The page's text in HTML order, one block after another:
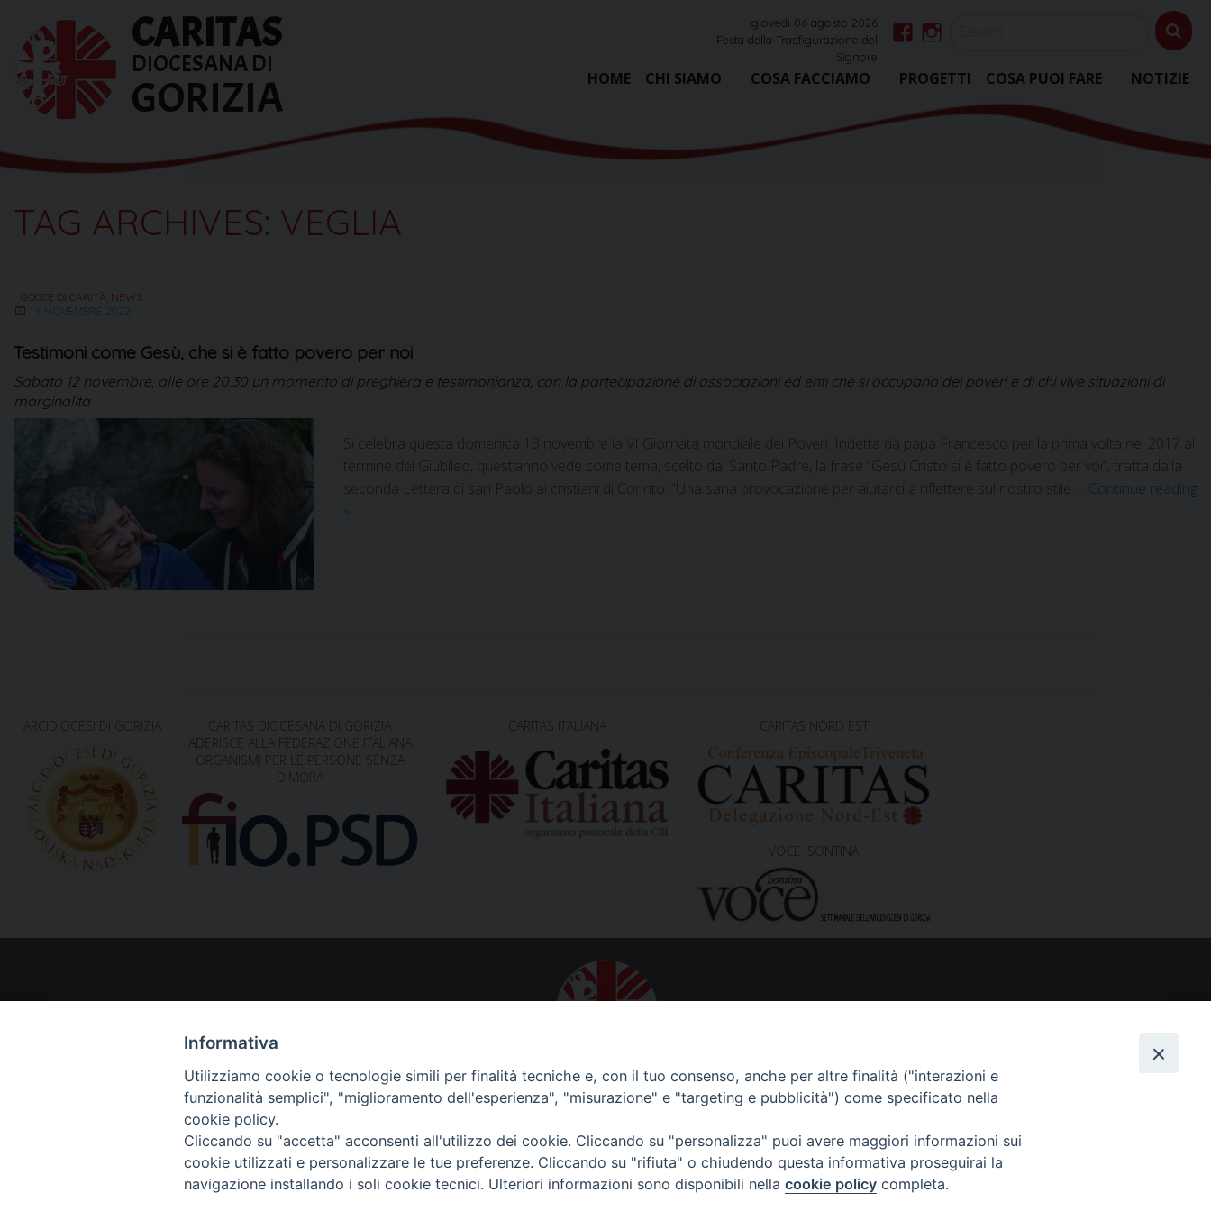
content
giovedì 06 agosto 2026
Festa della Trasfigurazione del
Signore
CARITAS
DIOCESANA DI
GORIZIA HOME CHI SIAMO COSA FACCIAMO PROGETTI COSA PUOI FARE NOTIZIE
TAG ARCHIVES: VEGLIA
GOCCE DI CARITÀ NEWS
11 NOVEMBRE 2022
Testimoni come Gesù, che si è fatto povero per noi
Sabato 12 novembre, alle ore 20.30 un momento di preghiera e testimonianza, con la partecipazione di associazioni ed enti che si occupano dei poveri e di chi vive situazioni di
marginalità
Si celebra questa domenica 13 novembre la VI Giornata mondiale dei Poveri. Indetta da papa Francesco per la prima volta nel 2017 al
termine del Giubileo, quest’anno vede come tema, scelto dal Santo Padre, la frase “Gesù Cristo si è fatto povero per voi”, tratta dalla
seconda Lettera di san Paolo ai cristiani di Corinto. “Una sana provocazione per aiutarci a riflettere sul nostro stile … Continue reading
»
g
ARCIDIOCESI DI GORIZIA
CARITAS DIOCESANA DI GORIZIA
ADERISCE ALLA FEDERAZIONE ITALIANA
ORGANISMI PER LE PERSONE SENZA
DIMORA
CARITAS ITALIANA CARITAS NORD EST
VOCE ISONTINA
Caritas Diocesana di Gorizia
Sede operativa – uffici
Tel. 0481525188
Mail: direzione@caritasgorizia.it-caritasgorizia@pec.it
Informativa
Utilizziamo cookie o tecnologie simili per finalità tecniche e, con il tuo consenso, anche per altre finalità ("interazioni e
funzionalità semplici", "miglioramento dell'esperienza", "misurazione" e "targeting e pubblicità") come specificato nella
cookie policy.
Cliccando su "accetta" acconsenti all'utilizzo dei cookie. Cliccando su "personalizza" puoi avere maggiori informazioni sui
cookie utilizzati e personalizzare le tue preferenze. Cliccando su "rifiuta" o chiudendo questa informativa proseguirai la
navigazione installando i soli cookie tecnici. Ulteriori informazioni sono disponibili nella cookie policy completa.